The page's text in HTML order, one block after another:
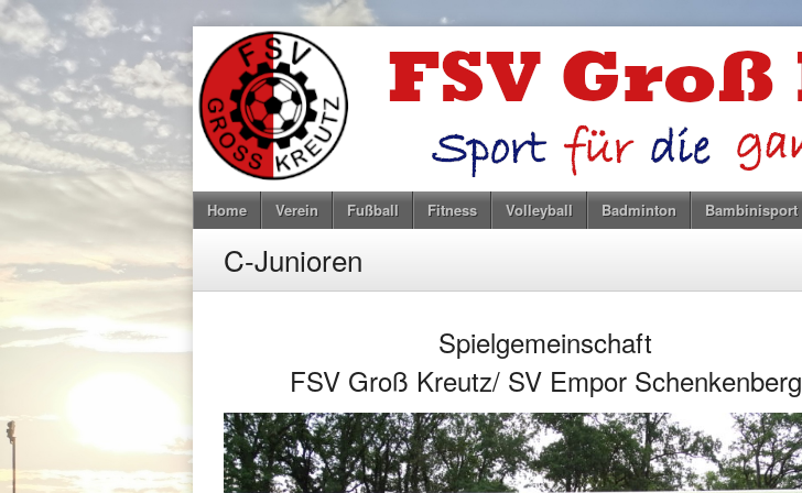
Home Verein Fußball Fitness Volleyball Badminton Bambinisport
C-Junioren
Spielgemeinschaft
FSV Groß Kreutz/ SV Empor Schenkenberg